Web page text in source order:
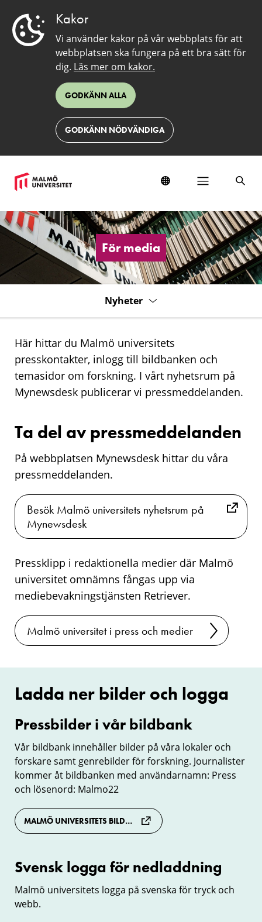
Kakor
Vi använder kakor på vår webbplats för att
webbplatsen ska fungera på ett bra sätt för
dig. Läs mer om kakor.
GODKÄNN ALLA
GODKÄNN NÖDVÄNDIGA
För
media
För media
Nyheter
Här hittar du Malmö universitets
presskontakter, inlogg till bildbanken och
temasidor om forskning. I vårt nyhetsrum på
Mynewsdesk publicerar vi pressmeddelanden.
Ta del av pressmeddelanden
På webbplatsen Mynewsdesk hittar du våra
pressmeddelanden.
Besök Malmö universitets nyhetsrum på
Mynewsdesk
Pressklipp i redaktionella medier där Malmö
universitet omnämns fångas upp via
mediebevakningstjänsten Retriever.
Malmö universitet i press och medier
Ladda ner bilder och logga
Pressbilder
i
vår
bildbank
Pressbilder i vår bildbank
Vår bildbank innehåller bilder på våra lokaler och
forskare samt genrebilder för forskning. Journalister
kommer åt bildbanken med användarnamn: Press
och lösenord: Malmo22
MALMÖ UNIVERSITETS BILDBANK
Svensk
logga
för
Svensk logga för nedladdning
Malmö universitets logga på svenska för tryck och
webb.